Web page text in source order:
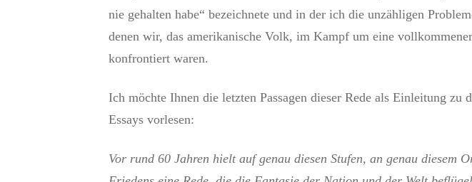
nie gehalten habe“ bezeichnete und in der ich die unzähligen
denen wir, das amerikanische Volk, im Kampf um eine
konfrontiert waren.
Ich möchte Ihnen die letzten Passagen dieser Rede als Einleitung zu
Essays vorlesen:
Vor rund 60 Jahren hielt auf genau diesen Stufen, an genau diesem